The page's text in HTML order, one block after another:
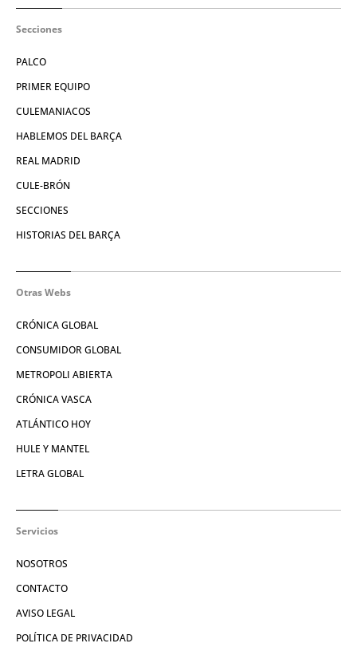
Secciones
PALCO
PRIMER EQUIPO
CULEMANIACOS
HABLEMOS DEL BARÇA
REAL MADRID
CULE-BRÓN
SECCIONES
HISTORIAS DEL BARÇA
Otras Webs
CRÓNICA GLOBAL
CONSUMIDOR GLOBAL
METROPOLI ABIERTA
CRÓNICA VASCA
ATLÁNTICO HOY
HULE Y MANTEL
LETRA GLOBAL
Servicios
NOSOTROS
CONTACTO
AVISO LEGAL
POLÍTICA DE PRIVACIDAD